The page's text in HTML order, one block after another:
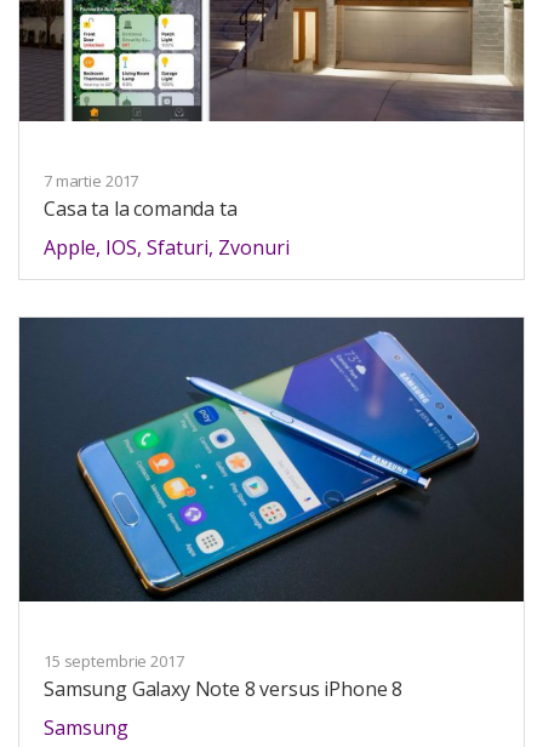
7 martie 2017
Casa ta la comanda ta
Apple, IOS, Sfaturi, Zvonuri
15 septembrie 2017
Samsung Galaxy Note 8 versus iPhone 8
Samsung